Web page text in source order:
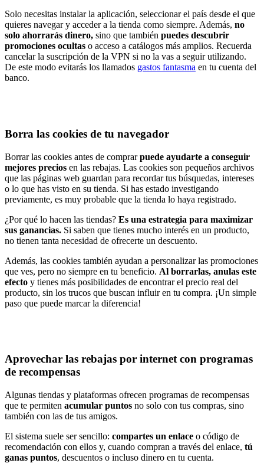
Solo necesitas instalar la aplicación, seleccionar el país desde el que
quieres navegar y acceder a la tienda como siempre. Además, no
solo ahorrarás dinero, sino que también puedes descubrir
promociones ocultas o acceso a catálogos más amplios. Recuerda
cancelar la suscripción de la VPN si no la vas a seguir utilizando.
De este modo evitarás los llamados gastos fantasma en tu cuenta del
banco.
Borra las cookies de tu navegador
Borrar las cookies antes de comprarpuede ayudarte a conseguir
mejores precios en las rebajas. Las cookies son pequeños archivos
que las páginas web guardan para recordar tus búsquedas, intereses
o lo que has visto en su tienda. Si has estado investigando
previamente, es muy probable que la tienda lo haya registrado.
¿Por qué lo hacen las tiendas? Es una estrategia para maximizar
sus ganancias. Si saben que tienes mucho interés en un producto,
no tienen tanta necesidad de ofrecerte un descuento.
Además, las cookies también ayudan a personalizar las promociones
que ves, pero no siempre en tu beneficio. Al borrarlas, anulas este
efecto y tienes más posibilidades de encontrar el precio real del
producto, sin los trucos que buscan influir en tu compra. ¡Un simple
paso que puede marcar la diferencia!
Aprovechar las rebajas por internet con programas
de recompensas
Algunas tiendas y plataformas ofrecen programas de recompensas
que te permiten acumular puntos no solo con tus compras, sino
también con las de tus amigos.
El sistema suele ser sencillo: compartes un enlace o código de
recomendación con ellos y, cuando compran a través del enlace, tú
ganas puntos, descuentos o incluso dinero en tu cuenta.